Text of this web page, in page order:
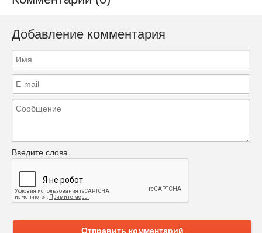
Добавление комментария
Введите слова
Отправить комментарий